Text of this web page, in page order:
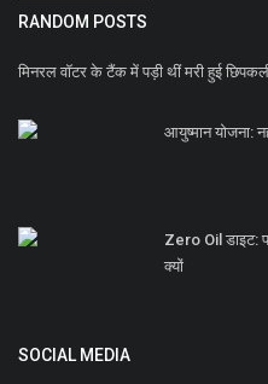
RANDOM POSTS
मिनरल वॉटर के टैंक में पड़ी थीं मरी हुई
आयुष्मान योजना:
Zero Oil डाइट:
क्यों
SOCIAL MEDIA